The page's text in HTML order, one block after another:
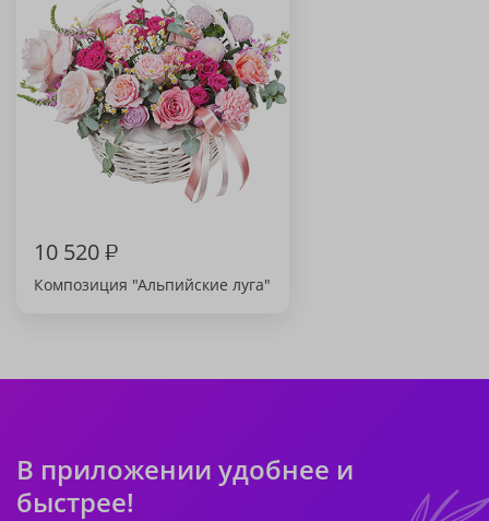
10 520₽
Композиция "Альпийские луга"
В приложении удобнее и
быстрее!